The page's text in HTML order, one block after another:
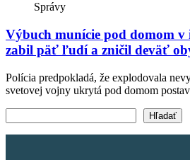
Správy
Výbuch munície pod domom v
zabil päť ľudí a zničil deväť
Polícia predpokladá, že explodovala
svetovej vojny ukrytá pod domom
Hľadať